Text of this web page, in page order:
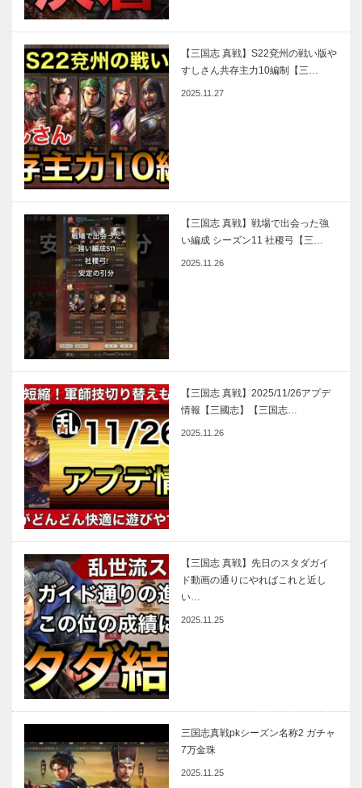
【三国志 真戦】S22兗州の戦い版や
すしさん共存主力10編制【三…
2025.11.27
【三国志 真戦】戦場で出会った強
い編成 シーズン11 社稷弓【三…
2025.11.26
【三国志 真戦】2025/11/26アプデ
情報【三國志】【三国志…
2025.11.26
【三国志 真戦】先日のスタダガイ
ド動画の通りにやればこれと近し
い…
2025.11.25
三国志真戦pkシーズン名称2 ガチャ
7万金珠
2025.11.25